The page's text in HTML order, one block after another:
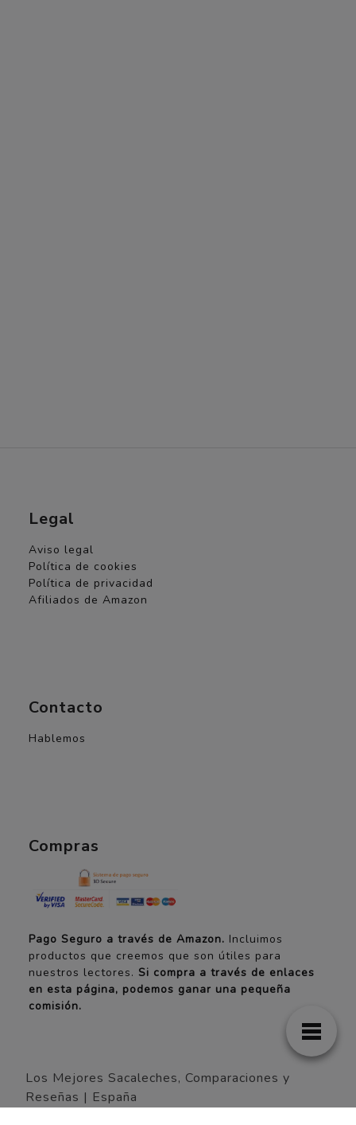
Legal
Aviso legal
Política de cookies
Política de privacidad
Afiliados de Amazon
Contacto
Hablemos
Compras
Pago Seguro a través de Amazon. Incluimos
productos que creemos que son útiles para
nuestros lectores. Si compra a través de enlaces
en esta página, podemos ganar una pequeña
comisión.
Los Mejores Sacaleches, Comparaciones y
Reseñas | España